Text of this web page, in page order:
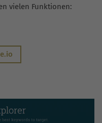
vielen Funktionen: